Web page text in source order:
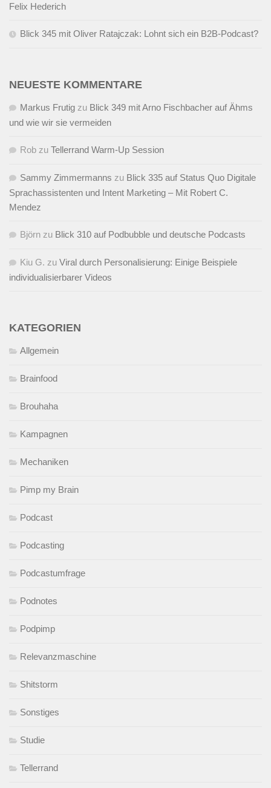
Felix Hederich
Blick 345 mit Oliver Ratajczak: Lohnt sich ein B2B-Podcast?
NEUESTE KOMMENTARE
Markus Frutig zu Blick 349 mit Arno Fischbacher auf Ähms
und wie wir sie vermeiden
Rob zu Tellerrand Warm-Up Session
Sammy Zimmermanns zu Blick 335 auf Status Quo Digitale
Sprachassistenten und Intent Marketing – Mit Robert C.
Mendez
Björn zu Blick 310 auf Podbubble und deutsche Podcasts
Kiu G. zu Viral durch Personalisierung: Einige Beispiele
individualisierbarer Videos
KATEGORIEN
Allgemein
Brainfood
Brouhaha
Kampagnen
Mechaniken
Pimp my Brain
Podcast
Podcasting
Podcastumfrage
Podnotes
Podpimp
Relevanzmaschine
Shitstorm
Sonstiges
Studie
Tellerrand